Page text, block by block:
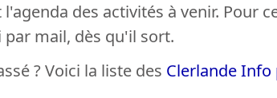
des activités à venir. Pour
par mail, dès qu'il sort.
? Voici la liste des Clerlande Info